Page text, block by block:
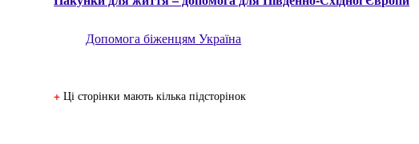
Допомога біженцям Україна
+ Ці сторінки мають кілька підсторінок